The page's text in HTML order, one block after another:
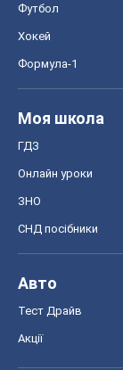
Футбол
Хокей
Формула-1
Моя школа
ГДЗ
Онлайн уроки
ЗНО
СНД посібники
Авто
Тест Драйв
Акції